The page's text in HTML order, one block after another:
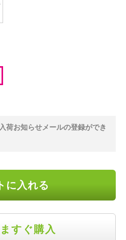
荷お知らせメールの登録ができ
に入れる
すぐ購入